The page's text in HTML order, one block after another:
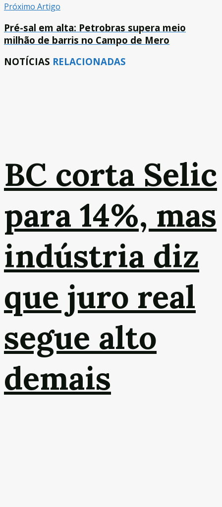
Próximo Artigo
Pré-sal em alta: Petrobras supera meio
milhão de barris no Campo de Mero
NOTÍCIAS RELACIONADAS
BC corta Selic
para 14%, mas
indústria diz
que juro real
segue alto
demais